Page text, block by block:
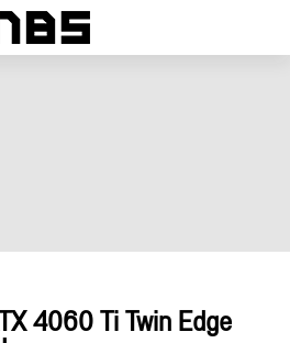
4060 Ti Twin Edge